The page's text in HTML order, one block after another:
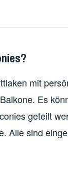
mit
Es
geteilt
Alle sind